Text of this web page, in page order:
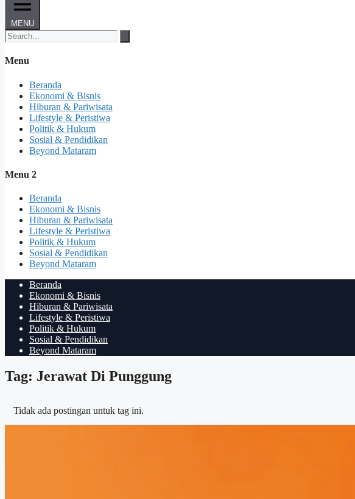
MENU
Menu
Beranda
Ekonomi & Bisnis
Hiburan & Pariwisata
Lifestyle & Peristiwa
Politik & Hukum
Sosial & Pendidikan
Beyond Mataram
Menu 2
Beranda
Ekonomi & Bisnis
Hiburan & Pariwisata
Lifestyle & Peristiwa
Politik & Hukum
Sosial & Pendidikan
Beyond Mataram
Beranda
Ekonomi & Bisnis
Hiburan & Pariwisata
Lifestyle & Peristiwa
Politik & Hukum
Sosial & Pendidikan
Beyond Mataram
Tag: Jerawat Di Punggung
Tidak ada postingan untuk tag ini.